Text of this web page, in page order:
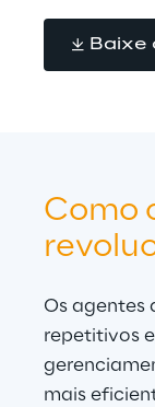
Baixe
Como
Os agentes
repetitivos
mais